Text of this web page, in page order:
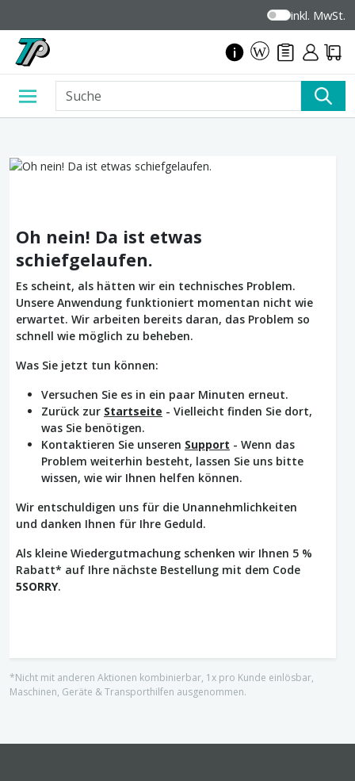
inkl. MwSt.
Oh nein! Da ist etwas
schiefgelaufen.
Es scheint, als hätten wir ein technisches Problem.
Unsere Anwendung funktioniert momentan nicht wie
erwartet. Wir arbeiten bereits daran, das Problem so
schnell wie möglich zu beheben.
Was Sie jetzt tun können:
Versuchen Sie es in ein paar Minuten erneut.
Zurück zur Startseite - Vielleicht finden Sie dort,
was Sie benötigen.
Kontaktieren Sie unseren Support - Wenn das
Problem weiterhin besteht, lassen Sie uns bitte
wissen, wie wir Ihnen helfen können.
Wir entschuldigen uns für die Unannehmlichkeiten
und danken Ihnen für Ihre Geduld.
Als kleine Wiedergutmachung schenken wir Ihnen 5 %
Rabatt* auf Ihre nächste Bestellung mit dem Code
5SORRY.
*Nicht mit anderen Aktionen kombinierbar, 1x pro Kunde einlösbar,
Maschinen, Geräte & Transporthilfen ausgenommen.